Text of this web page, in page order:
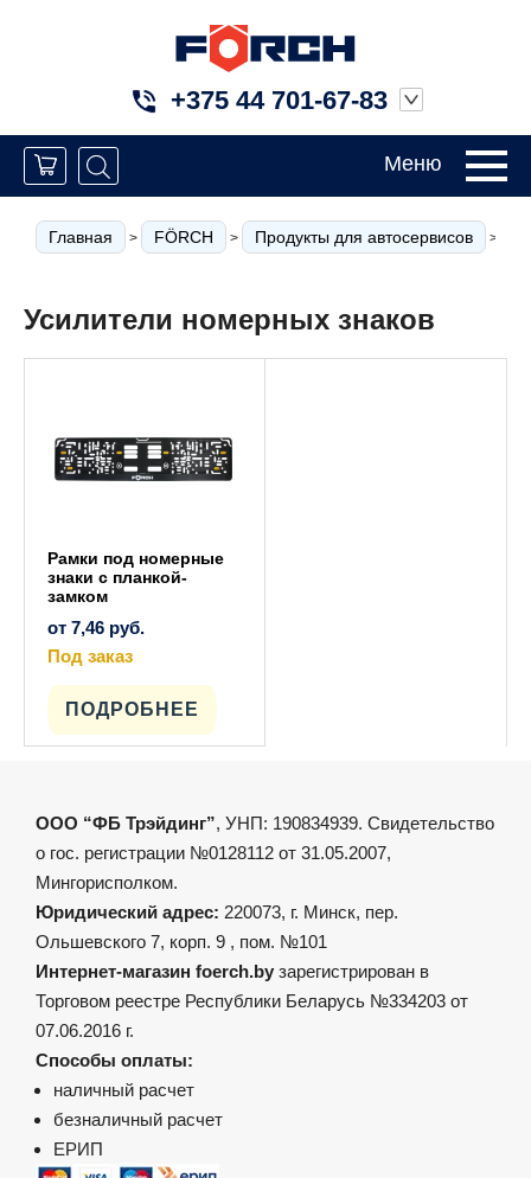
+375 44 701-67-83
Меню
Главная > FÖRCH > Продукты для автосервисов >
Усилители номерных знаков
Рамки под номерные
знаки с планкой-
замком
от 7,46 руб.
Под заказ
ПОДРОБНЕЕ
странице
ООО “ФБ Трэйдинг”, УНП: 190834939. Свидетельство
о гос. регистрации №0128112 от 31.05.2007,
Мингорисполком.
Юридический адрес: 220073, г. Минск, пер.
Ольшевского 7, корп. 9 , пом. №101
Интернет-магазин foerch.by зарегистрирован в
Торговом реестре Республики Беларусь №334203 от
07.06.2016 г.
Способы оплаты:
наличный расчет
безналичный расчет
ЕРИП